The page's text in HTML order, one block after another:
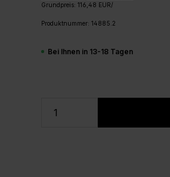
Grundpreis: 116,48 EUR/
Produktnummer: 14885.2
Bei Ihnen in 13-18 Tagen
Produkt Anzahl: